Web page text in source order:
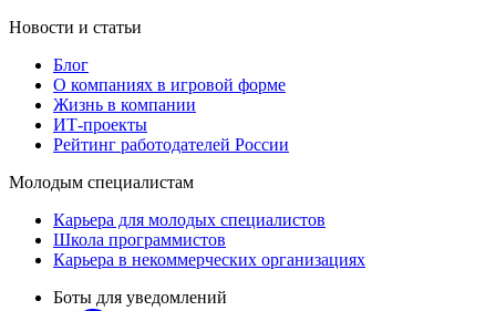
Новости и статьи
Блог
О компаниях в игровой форме
Жизнь в компании
ИТ-проекты
Рейтинг работодателей России
Молодым специалистам
Карьера для молодых специалистов
Школа программистов
Карьера в некоммерческих организациях
Боты для уведомлений